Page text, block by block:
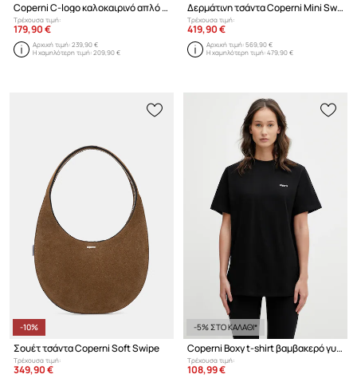
Coperni C-logo καλοκαιρινό απλό φόρεμα από βαμβάκι
Τρέχουσα τιμή:
179,90 €
Αρχική τιμή:239,90 €
Η χαμηλότερη τιμή:209,90 €
Δερμάτινη τσάντα Coperni Mini Swipe
Τρέχουσα τιμή:
419,90 €
Αρχική τιμή:569,90 €
Η χαμηλότερη τιμή:479,90 €
-10%
Σουέτ τσάντα Coperni Soft Swipe
Τρέχουσα τιμή:
349,90 €
-5% ΣΤΟ ΚΑΛΑΘΙ*
Coperni Boxy t-shirt βαμβακερό γυναικείο
Τρέχουσα τιμή:
108,99 €